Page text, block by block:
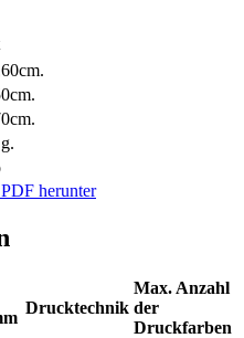
herunter
Drucktechnik
Max. Anzahl
der
Druckfarben